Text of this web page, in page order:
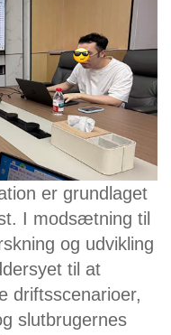
er grundlaget
I modsætning til
og udvikling
til at
driftsscenarioer,
slutbrugernes